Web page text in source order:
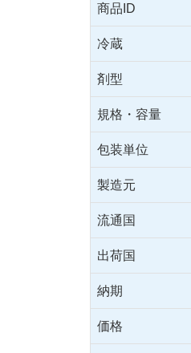
商品ID
冷蔵
剤型
規格・容量
包装単位
製造元
流通国
出荷国
納期
価格